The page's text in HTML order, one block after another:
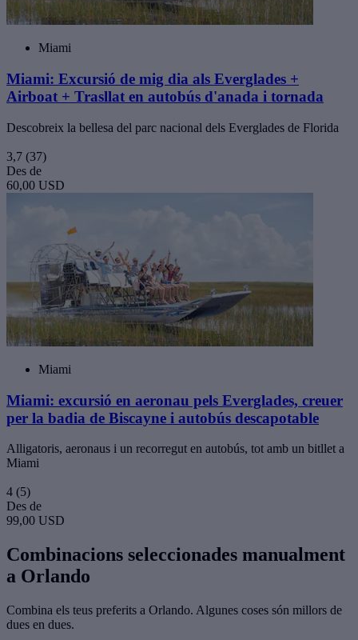
Miami
Miami: Excursió de mig dia als Everglades +
Airboat + Trasllat en autobús d'anada i tornada
Descobreix la bellesa del parc nacional dels Everglades de Florida
3,7 (37)
Des de
60,00 USD
Miami
Miami: excursió en aeronau pels Everglades, creuer
per la badia de Biscayne i autobús descapotable
Alligatoris, aeronaus i un recorregut en autobús, tot amb un bitllet a
Miami
4 (5)
Des de
99,00 USD
Combinacions seleccionades manualment
a Orlando
Combina els teus preferits a Orlando. Algunes coses són millors de
dues en dues.